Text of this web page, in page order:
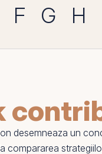
F G H
desemneaza un
compararea